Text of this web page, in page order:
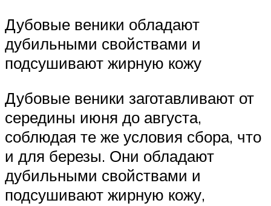
Дубовые веники обладают
дубильными свойствами и
подсушивают жирную кожу
Дубовые веники заготавливают от
середины июня до августа,
соблюдая те же условия сбора, что
и для березы. Они обладают
дубильными свойствами и
подсушивают жирную кожу,